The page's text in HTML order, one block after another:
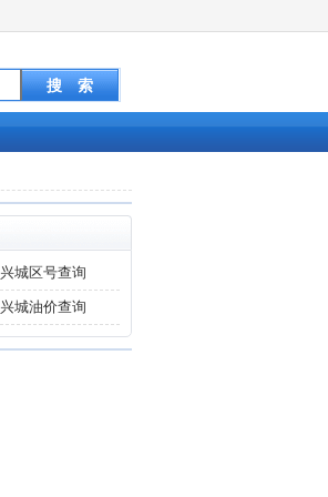
兴城区号查询
兴城油价查询